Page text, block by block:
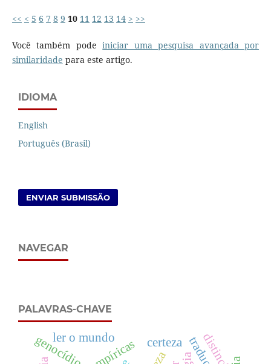
<< < 5 6 7 8 9 10 11 12 13 14 > >>
Você também podeiniciar uma pesquisa avançada por
similaridade para este artigo.
IDIOMA
English
Português (Brasil)
ENVIAR SUBMISSÃO
NAVEGAR
PALAVRAS-CHAVE
genocídio distinção
ler o mundo certeza